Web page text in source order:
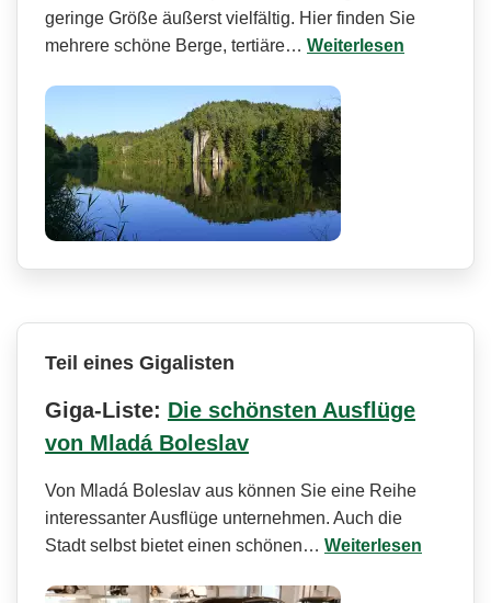
geringe Größe äußerst vielfältig. Hier finden Sie
mehrere schöne Berge, tertiäre… Weiterlesen
Teil eines Gigalisten
Giga-Liste: Die schönsten Ausflüge
von Mladá Boleslav
Von Mladá Boleslav aus können Sie eine Reihe
interessanter Ausflüge unternehmen. Auch die
Stadt selbst bietet einen schönen… Weiterlesen